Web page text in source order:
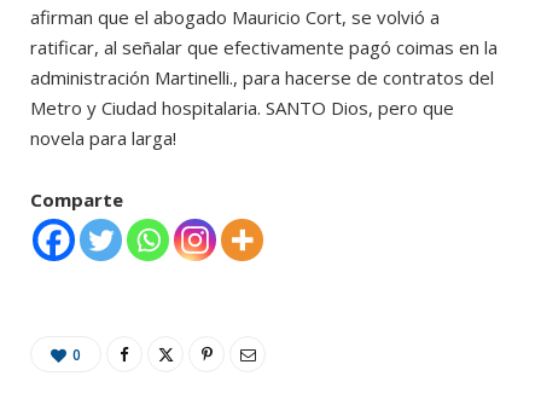
afirman que el abogado Mauricio Cort, se volvió a
ratificar, al señalar que efectivamente pagó coimas en la
administración Martinelli., para hacerse de contratos del
Metro y Ciudad hospitalaria. SANTO Dios, pero que
novela para larga!
Comparte
0